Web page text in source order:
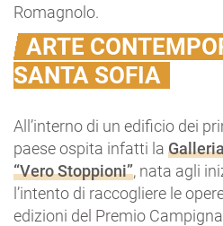
Romagnolo.
ARTE
SANTA SOFIA
All’interno di un edificio dei
paese ospita infatti la
“Vero Stoppioni”, nata agli
l’intento di raccogliere le
edizioni del Premio